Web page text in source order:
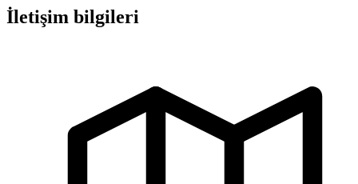
İletişim bilgileri